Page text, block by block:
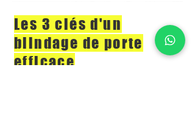
Les 3 clés d'un
blindage de porte
efficace